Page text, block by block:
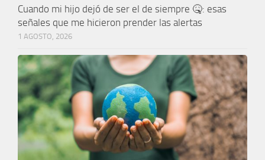
Cuando mi hijo dejó de ser el de siempre 🤒: esas
señales que me hicieron prender las alertas
1 AGOSTO, 2026